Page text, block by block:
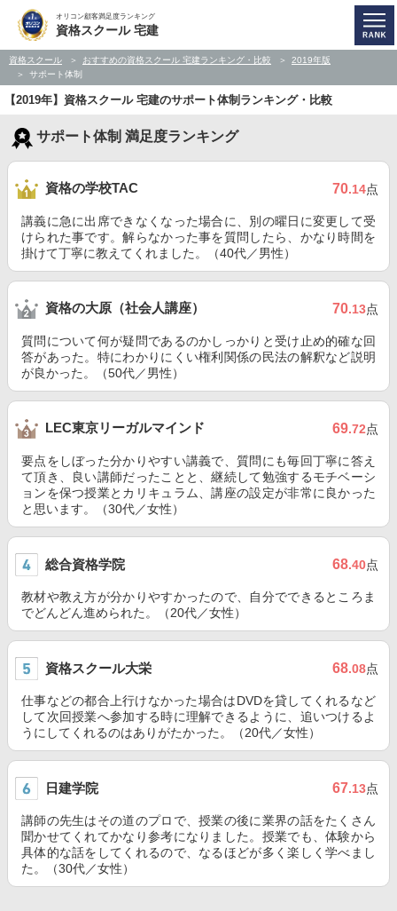
オリコン顧客満足度ランキング
資格スクール 宅建
資格スクール おすすめの資格スクール 宅建ランキング・比較
2019年版
サポート体制
【2019年】資格スクール 宅建のサポート体制ランキング・比較
サポート体制 満足度ランキング
資格の学校TAC 70.14点
講義に急に出席できなくなった場合に、別の曜日に変更して受
けられた事です。解らなかった事を質問したら、かなり時間を
掛けて丁寧に教えてくれました。（40代／男性）
資格の大原（社会人講座） 70.13点
質問について何が疑問であるのかしっかりと受け止め的確な回
答があった。特にわかりにくい権利関係の民法の解釈など説明
が良かった。（50代／男性）
LEC東京リーガルマインド 69.72点
要点をしぼった分かりやすい講義で、質問にも毎回丁寧に答え
て頂き、良い講師だったことと、継続して勉強するモチベーシ
ョンを保つ授業とカリキュラム、講座の設定が非常に良かった
と思います。（30代／女性）
総合資格学院 68.40点
教材や教え方が分かりやすかったので、自分でできるところま
でどんどん進められた。（20代／女性）
資格スクール大栄 68.08点
仕事などの都合上行けなかった場合はDVDを貸してくれるなど
して次回授業へ参加する時に理解できるように、追いつけるよ
うにしてくれるのはありがたかった。（20代／女性）
日建学院 67.13点
講師の先生はその道のプロで、授業の後に業界の話をたくさん
聞かせてくれてかなり参考になりました。授業でも、体験から
具体的な話をしてくれるので、なるほどが多く楽しく学べまし
た。（30代／女性）